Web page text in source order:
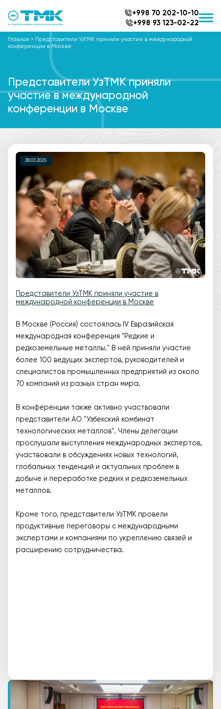
+998 70 202-10-10
+998 93 123-02-22
Главная > Представители УзТМК приняли участие в международной
конференции в Москве
Представители УзТМК приняли
участие в международной
конференции в Москве
28.03.2025
Представители УзТМК приняли участие в
международной конференции в Москве
В Москве (Россия) состоялась IV Евразийская
международная конференция "Редкие и
редкоземельные металлы." В ней приняли участие
более 100 ведущих экспертов, руководителей и
специалистов промышленных предприятий из около
70 компаний из разных стран мира.
В конференции также активно участвовали
представители АО "Узбекский комбинат
технологических металлов". Члены делегации
прослушали выступления международных экспертов,
участвовали в обсуждениях новых технологий,
глобальных тенденций и актуальных проблем в
добыче и переработке редких и редкоземельных
металлов.
Кроме того, представители УзТМК провели
продуктивные переговоры с международными
экспертами и компаниями по укреплению связей и
расширению сотрудничества.